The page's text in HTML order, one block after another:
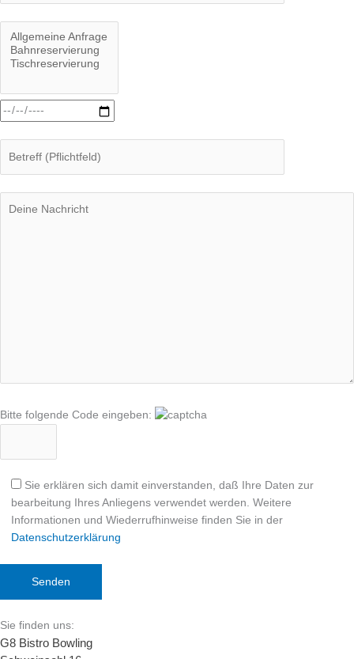
Bitte folgende Code eingeben:
Sie erklären sich damit einverstanden, daß Ihre Daten zur
bearbeitung Ihres Anliegens verwendet werden. Weitere
Informationen und Wiederrufhinweise finden Sie in der
Datenschutzerklärung
Sie finden uns:
G8 Bistro Bowling